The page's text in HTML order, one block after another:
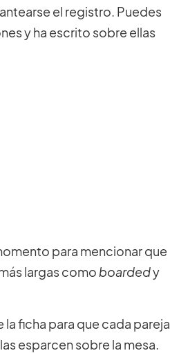
el registro. Puedes
y ha escrito sobre ellas
para mencionar que
largas como boardedy
ficha para que cada pareja
esparcen sobre la mesa.